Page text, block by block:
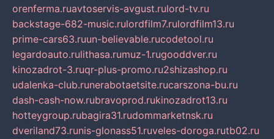
orenferma.ruavtoservis-avgust.rulord-tv.ru
backstage-682-music.rulordfilm7.rulordfilm13.ru
prime-cars63.ruun-believable.rucodetool.ru
legardoauto.rulithasa.rumuz-1.rugooddver.ru
kinozadrot-3.ruqr-plus-promo.ru2shizashop.ru
udalenka-club.runerabotaetsite.rucarszona-bu.ru
dash-cash-now.rubravoprod.rukinozadrot13.ru
hotteygroup.rubagira31.rudommarketnsk.ru
dveriland73.runis-glonass51.ruveles-doroga.rutb02.ru